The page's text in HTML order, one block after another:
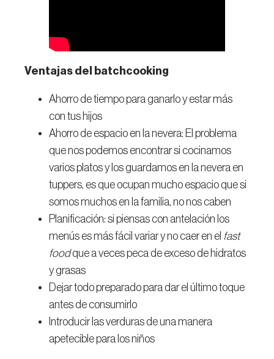
Ventajas del batchcooking
Ahorro de tiempo para ganarlo y estar más
con tus hijos
Ahorro de espacio en la nevera: El problema
que nos podemos encontrar si cocinamos
varios platos y los guardamos en la nevera en
tuppers, es que ocupan mucho espacio que si
somos muchos en la familia, no nos caben
Planificación: si piensas con antelación los
menús es más fácil variar y no caer en el fast
foodque a veces peca de exceso de hidratos
y grasas
Dejar todo preparado para dar el último toque
antes de consumirlo
Introducir las verduras de una manera
apetecible para los niños